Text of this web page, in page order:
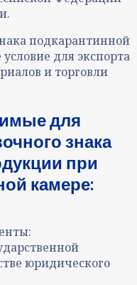
подкарантинной
для экспорта
и торговли
для
знака
при
камере:
юридического